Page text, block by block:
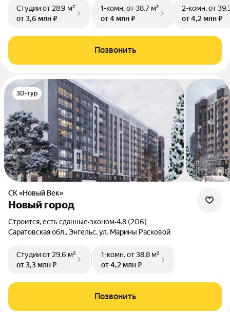
Студииот 28,9 м²
от 3,6 млн ₽
1-комн.от 38,7 м²
от 4 млн ₽
2-комн.от
от 4,2 млн ₽
Позвонить
3D-тур
СК «Новый Век»
Новый город
Строится, есть сданные•эконом•4.8 (206)
Саратовская обл., Энгельс, ул. Марины Расковой
Студииот 29,6 м²
от 3,3 млн ₽
1-комн.от 38,8 м²
от 4,2 млн ₽
Позвонить